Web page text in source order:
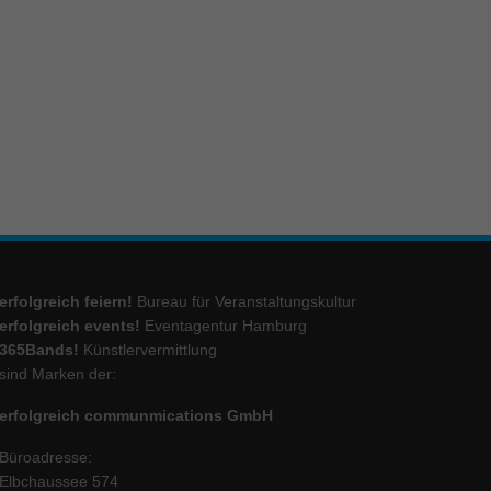
erfolgreich feiern! Bureau für Veranstaltungskultur
erfolgreich events! Eventagentur Hamburg
365Bands! Künstlervermittlung
sind Marken der:
erfolgreich communmications GmbH
Büroadresse:
Elbchaussee 574